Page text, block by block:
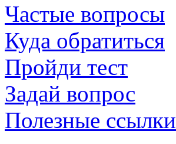
Частые вопросы
Куда обратиться
Пройди тест
Задай вопрос
Полезные ссылки